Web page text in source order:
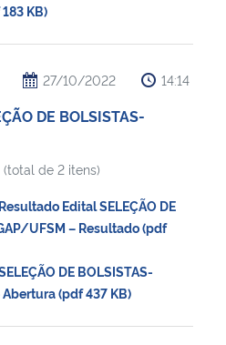
KB)
27/10/2022 14:14
DE BOLSISTAS-
de 2 itens)
Edital SELEÇÃO DE
UFSM – Resultado (pdf
DE BOLSISTAS-
(pdf 437 KB)